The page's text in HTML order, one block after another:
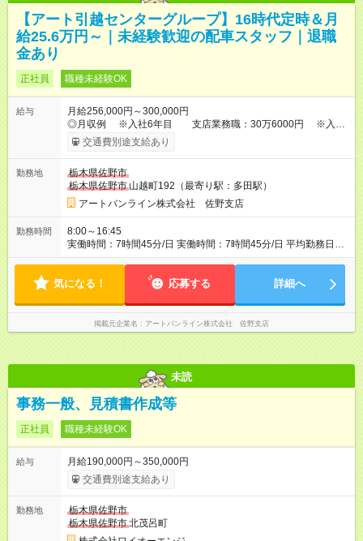
【アート引越センターグループ】16時代定時＆月
給25.6万円～｜未経験歓迎の配車スタッフ｜退職
金あり
正社員 職種未経験OK
給与
月給256,000円～300,000円
◎月収例 ※入社6年目 支店業務職：30万6000円 ※入社
11年目 営業配車職：38万6000円 ◇月給は基本給（24万6000
円）に地域手当（10,000円）を含みます ◇超過分は別途支給 ◇
関・自動車・バイク） 【試用期間】試用期間あり 試用期間の長
さ：3ヶ月 雇用形態、給与は本採用時と同じです。
交通費別途支給あり
勤務地
栃木県佐野市
栃木県佐野市 山越町192（最寄り駅：多田駅）
アートバンライン株式会社 佐野支店
勤務時間
8:00～16:45
実働時間：7時間45分/日 実働時間：7時間45分/日 平均勤務日
数：1か月あたり 21～22日 最低勤務日数：5日/週 日勤の他、
気になる！ 応募する 詳細へ
掲載元企業名 アートバンライン株式会社 佐野支店
未読
事務一般、見積書作成等
正社員 職種未経験OK
給与
月給190,000円～350,000円
交通費別途支給あり
勤務地
栃木県佐野市
栃木県佐野市北茂呂町